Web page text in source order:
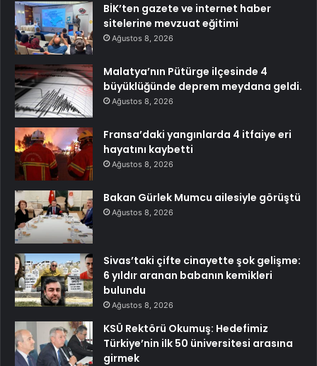
BİK’ten gazete ve internet haber
sitelerine mevzuat eğitimi
Ağustos 8, 2026
Malatya’nın Pütürge ilçesinde 4
büyüklüğünde deprem meydana geldi.
Ağustos 8, 2026
Fransa’daki yangınlarda 4 itfaiye eri
hayatını kaybetti
Ağustos 8, 2026
Bakan Gürlek Mumcu ailesiyle görüştü
Ağustos 8, 2026
Sivas’taki çifte cinayette şok gelişme:
6 yıldır aranan babanın kemikleri
bulundu
Ağustos 8, 2026
KSÜ Rektörü Okumuş: Hedefimiz
Türkiye’nin ilk 50 üniversitesi arasına
girmek